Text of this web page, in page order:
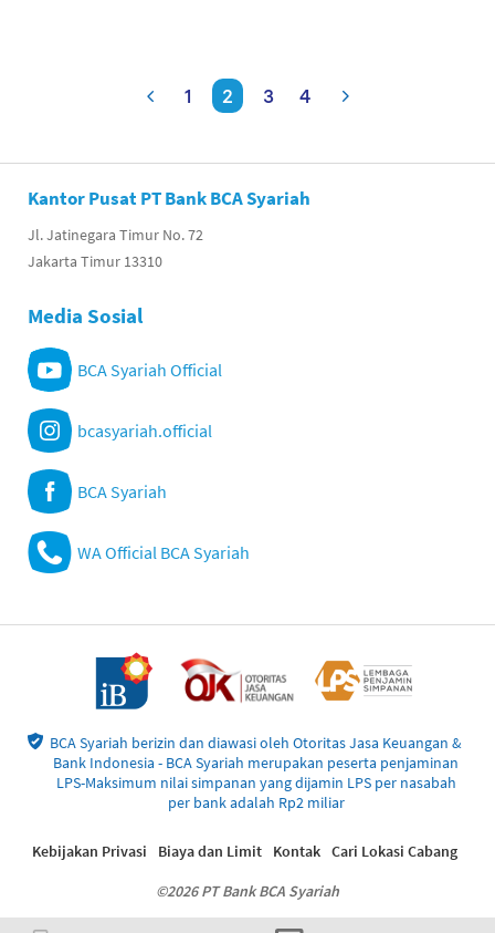
1 2 3 4
Kantor Pusat PT Bank BCA Syariah
Jl. Jatinegara Timur No. 72
Jakarta Timur 13310
Media Sosial
BCA Syariah Official
bcasyariah.official
BCA Syariah
WA Official BCA Syariah
BCA Syariah berizin dan diawasi oleh Otoritas Jasa Keuangan &
Bank Indonesia - BCA Syariah merupakan peserta penjaminan
LPS-Maksimum nilai simpanan yang dijamin LPS per nasabah
per bank adalah Rp2 miliar
©2026 PT Bank BCA Syariah
Kebijakan Privasi Biaya dan Limit Kontak Cari Lokasi Cabang